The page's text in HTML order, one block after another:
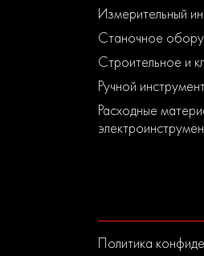
Измерительный
Станочное
Строительное и
Ручной
Расходные
Политика